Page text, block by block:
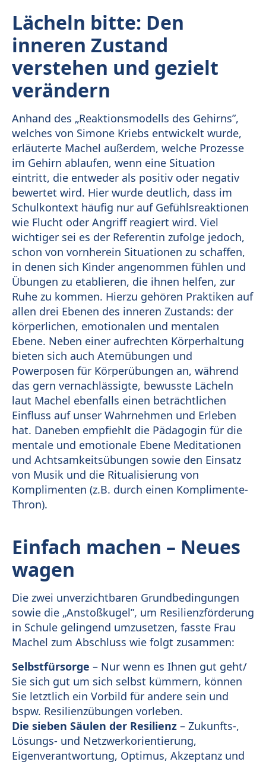
Lächeln bitte: Den
inneren Zustand
verstehen und gezielt
verändern
Anhand des „Reaktionsmodells des Gehirns”,
welches von Simone Kriebs entwickelt wurde,
erläuterte Machel außerdem, welche Prozesse
im Gehirn ablaufen, wenn eine Situation
eintritt, die entweder als positiv oder negativ
bewertet wird. Hier wurde deutlich, dass im
Schulkontext häufig nur auf Gefühlsreaktionen
wie Flucht oder Angriff reagiert wird. Viel
wichtiger sei es der Referentin zufolge jedoch,
schon von vornherein Situationen zu schaffen,
in denen sich Kinder angenommen fühlen und
Übungen zu etablieren, die ihnen helfen, zur
Ruhe zu kommen. Hierzu gehören Praktiken auf
allen drei Ebenen des inneren Zustands: der
körperlichen, emotionalen und mentalen
Ebene. Neben einer aufrechten Körperhaltung
bieten sich auch Atemübungen und
Powerposen für Körperübungen an, während
das gern vernachlässigte, bewusste Lächeln
laut Machel ebenfalls einen beträchtlichen
Einfluss auf unser Wahrnehmen und Erleben
hat. Daneben empfiehlt die Pädagogin für die
mentale und emotionale Ebene Meditationen
und Achtsamkeitsübungen sowie den Einsatz
von Musik und die Ritualisierung von
Komplimenten (z.B. durch einen Komplimente-
Thron).
Einfach machen – Neues
wagen
Die zwei unverzichtbaren Grundbedingungen
sowie die „Anstoßkugel”, um Resilienzförderung
in Schule gelingend umzusetzen, fasste Frau
Machel zum Abschluss wie folgt zusammen:
Selbstfürsorge – Nur wenn es Ihnen gut geht/
Sie sich gut um sich selbst kümmern, können
Sie letztlich ein Vorbild für andere sein und
bspw. Resilienzübungen vorleben.
Die sieben Säulen der Resilienz – Zukunfts-,
Lösungs- und Netzwerkorientierung,
Eigenverantwortung, Optimus, Akzeptanz und